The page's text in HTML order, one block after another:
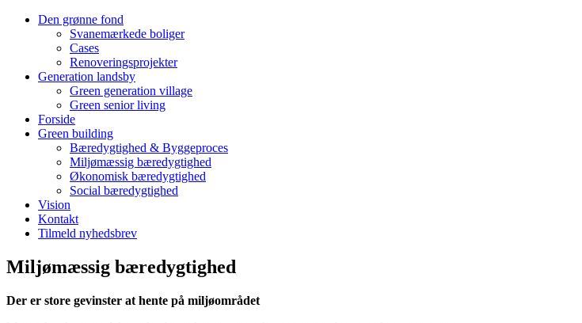
Den grønne fond
Svanemærkede boliger
Cases
Renoveringsprojekter
Generation landsby
Green generation village
Green senior living
Forside
Green building
Bæredygtighed & Byggeproces
Miljømæssig bæredygtighed
Økonomisk bæredygtighed
Social bæredygtighed
Vision
Kontakt
Tilmeld nyhedsbrev
Miljømæssig bæredygtighed
Der er store gevinster at hente på miljøområdet